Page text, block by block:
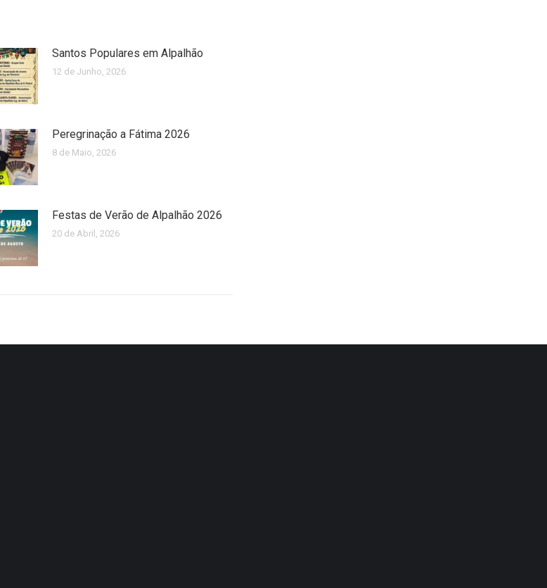
Santos Populares em Alpalhão
12 de Junho, 2026
Peregrinação a Fátima 2026
8 de Maio, 2026
Festas de Verão de Alpalhão 2026
20 de Abril, 2026